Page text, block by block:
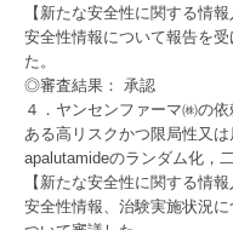
【新たな安全性に関する情報
安全性情報について報告を
た。
◎審査結果： 承認
４．ヤンセンファーマ㈱の
ある高リスクかつ限局性又
apalutamideのランダム化，
【新たな安全性に関する情
安全性情報、治験実施状況